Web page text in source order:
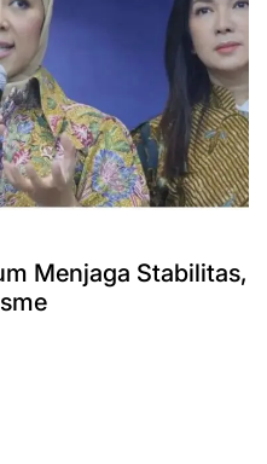
Menjaga Stabilitas,